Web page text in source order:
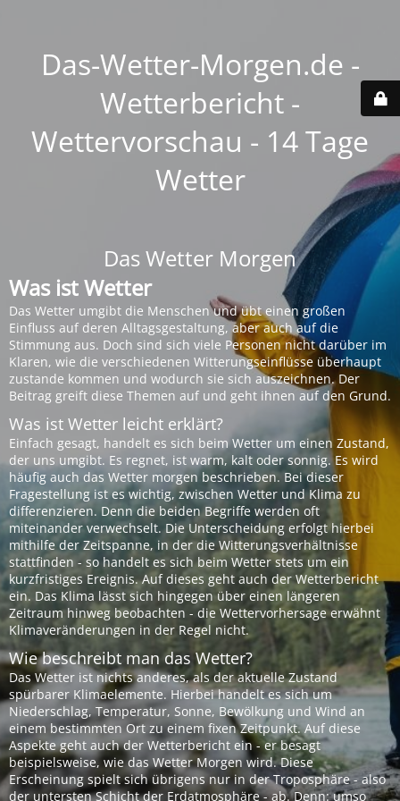
Das-Wetter-Morgen.de -
Wetterbericht -
Wettervorschau - 14 Tage
Wetter
Das Wetter Morgen
Was ist Wetter
Das Wetter umgibt die Menschen und übt einen großen
Einfluss auf deren Alltagsgestaltung, aber auch auf die
Stimmung aus. Doch sind sich viele Personen nicht darüber im
Klaren, wie die verschiedenen Witterungseinflüsse überhaupt
zustande kommen und wodurch sie sich auszeichnen. Der
Beitrag greift diese Themen auf und geht ihnen auf den Grund.
Was ist Wetter leicht erklärt?
Einfach gesagt, handelt es sich beim Wetter um einen Zustand,
der uns umgibt. Es regnet, ist warm, kalt oder sonnig. Es wird
häufig auch das Wetter morgen beschrieben. Bei dieser
Fragestellung ist es wichtig, zwischen Wetter und Klima zu
differenzieren. Denn die beiden Begriffe werden oft
miteinander verwechselt. Die Unterscheidung erfolgt hierbei
mithilfe der Zeitspanne, in der die Witterungsverhältnisse
stattfinden - so handelt es sich beim Wetter stets um ein
kurzfristiges Ereignis. Auf dieses geht auch der Wetterbericht
ein. Das Klima lässt sich hingegen über einen längeren
Zeitraum hinweg beobachten - die Wettervorhersage erwähnt
Klimaveränderungen in der Regel nicht.
Wie beschreibt man das Wetter?
Das Wetter ist nichts anderes, als der aktuelle Zustand
spürbarer Klimaelemente. Hierbei handelt es sich um
Niederschlag, Temperatur, Sonne, Bewölkung und Wind an
einem bestimmten Ort zu einem fixen Zeitpunkt. Auf diese
Aspekte geht auch der Wetterbericht ein - er besagt
beispielsweise, wie das Wetter Morgen wird. Diese
Erscheinung spielt sich übrigens nur in der Troposphäre - also
der untersten Schicht der Erdatmosphäre - ab. Denn: umso